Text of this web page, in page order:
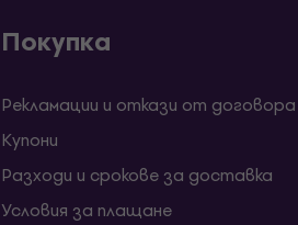
Покупка
Рекламации и откази от договора
Kупони
Разходи и срокове за доставка
Условия за плащане